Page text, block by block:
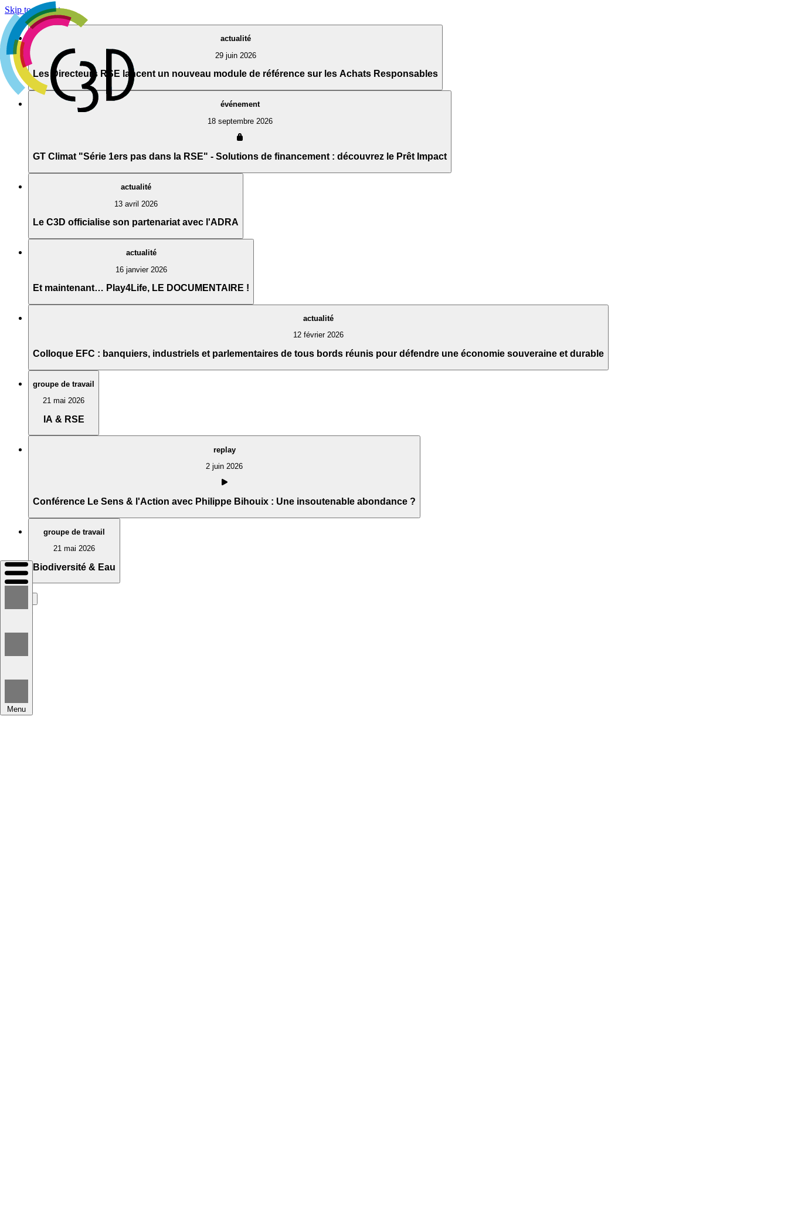
Cookies management panel
Skip to content
Groupes de travail
Membres
Menu
actualité
29 juin 2026
Les Directeurs RSE lancent un nouveau module de référence sur les Achats Responsables
événement
18 septembre 2026
GT Climat "Série 1ers pas dans la RSE" - Solutions de financement : découvrez le Prêt Impact
actualité
13 avril 2026
Le C3D officialise son partenariat avec l'ADRA
actualité
16 janvier 2026
Et maintenant… Play4Life, LE DOCUMENTAIRE !
actualité
12 février 2026
Colloque EFC : banquiers, industriels et parlementaires de tous bords réunis pour défendre une économie souveraine et durable
groupe de travail
21 mai 2026
IA & RSE
replay
2 juin 2026
Conférence Le Sens & l'Action avec Philippe Bihouix : Une insoutenable abondance ?
groupe de travail
21 mai 2026
Biodiversité & Eau
scroll